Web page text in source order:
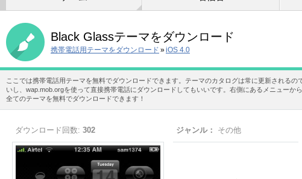
Black Glassテーマをダウンロード
携帯電話用テーマをダウンロード »iOS 4.0
ここでは携帯電話用テーマを無料でダウンロードできます。テーマのカタログは常に更新される
いし、wap.mob.orgを使って直接携帯電話にダウンロードしてもいいです。右側にあるメニュー
全てのテーマを無料でダウンロードできます！
ダウンロード回数: 302 ジャンル： その他